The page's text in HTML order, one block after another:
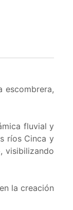
escombrera,
fluvial y
ríos Cinca y
visibilizando
la creación